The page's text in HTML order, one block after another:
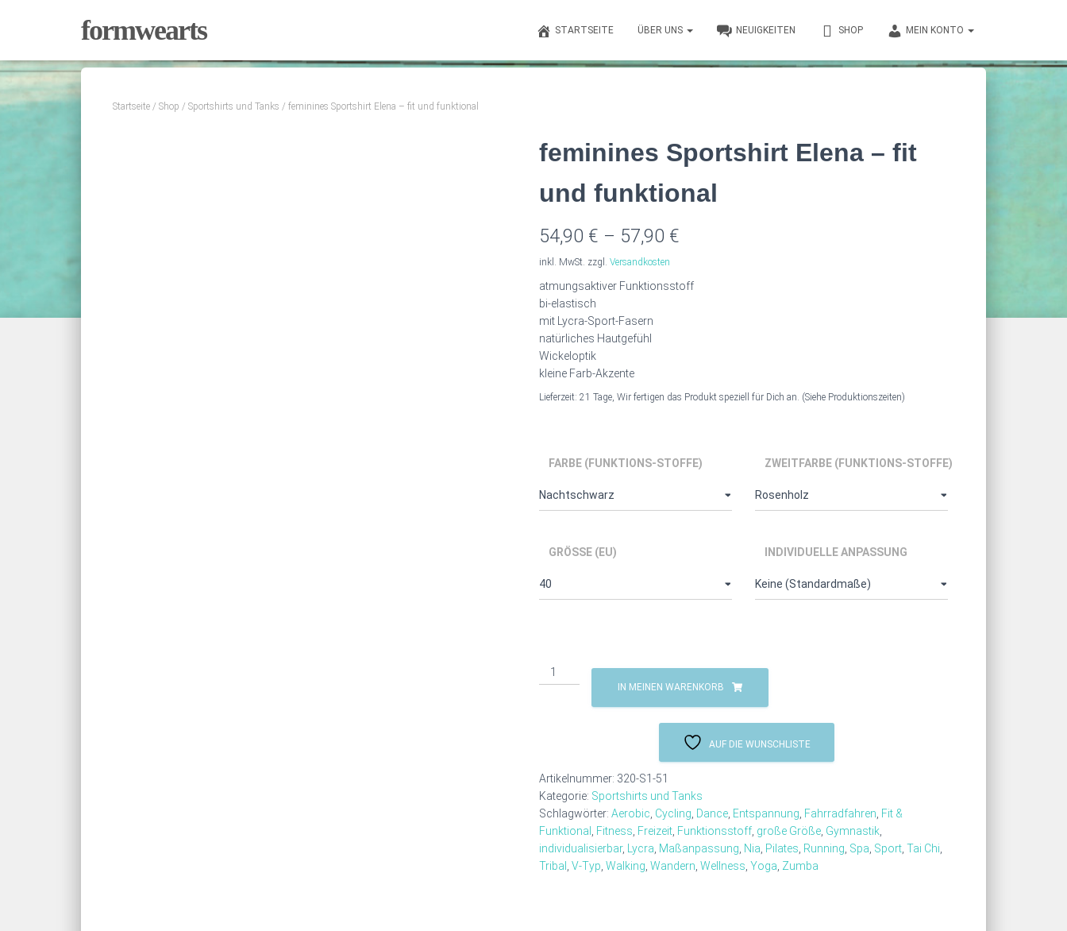
formwearts STARTSEITE ÜBER UNS NEUIGKEITEN SHOP MEIN KONTO
Startseite / Shop / Sportshirts und Tanks / feminines Sportshirt Elena – fit und funktional
feminines Sportshirt Elena – fit
und funktional
54,90 € – 57,90 €
inkl. MwSt. zzgl. Versandkosten
atmungsaktiver Funktionsstoff
bi-elastisch
mit Lycra-Sport-Fasern
natürliches Hautgefühl
Wickeloptik
kleine Farb-Akzente
Lieferzeit: 21 Tage, Wir fertigen das Produkt speziell für Dich an. (Siehe Produktionszeiten)
FARBE (FUNKTIONS-STOFFE) ZWEITFARBE (FUNKTIONS-STOFFE)
GRÖSSE (EU) INDIVIDUELLE ANPASSUNG
feminines
Sportshirt
funktional
Menge
IN MEINEN WARENKORB
AUF DIE WUNSCHLISTE
Artikelnummer: 320-S1-51
Kategorie: Sportshirts und Tanks
Schlagwörter: Aerobic Cycling Dance Entspannung Fahrradfahren Fit &
Funktional
Fitness Freizeit Funktionsstoff große Größe Gymnastik
individualisierbar, Lycra Maßanpassung Nia Pilates Running Spa Sport Tai Chi
Tribal
V-Typ Walking Wandern Wellness Yoga Zumba